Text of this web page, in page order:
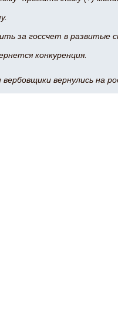
за госсчет в
конкуренция.
вернулись на